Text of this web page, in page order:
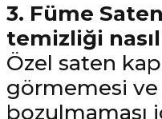
3. Füme
temizliği nasıl
Özel saten
görmemesi
bozulmaması